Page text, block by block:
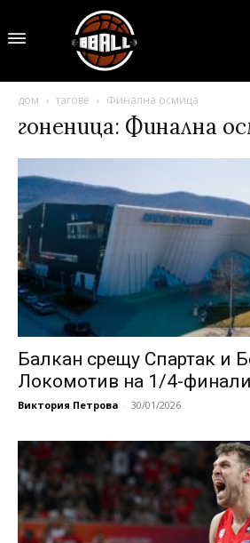
дом тагове Финална осмица
гоненица: Финална
Балкан срещу Спартак и
Локомотив на 1/4-
Виктория Петрова - 30/01/2026